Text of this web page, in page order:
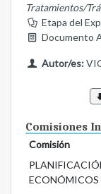
Tratamientos/
Etapa del
Documento
Autor/es:
Comisiones
Comisión
ECONÓMICOS